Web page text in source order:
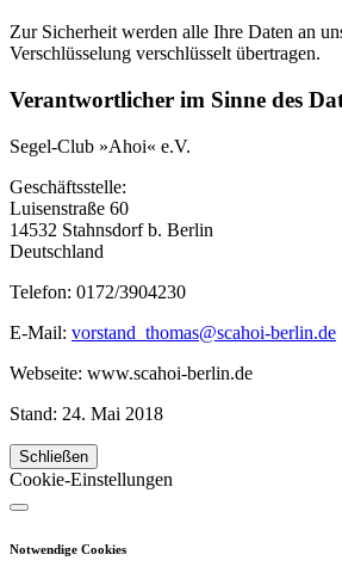
Zur Sicherheit werden alle Ihre Daten an
Verschlüsselung verschlüsselt übertragen.
Verantwortlicher im Sinne des
Segel-Club »Ahoi« e.V.
Geschäftsstelle:
Luisenstraße 60
14532 Stahnsdorf b. Berlin
Deutschland
Telefon: 0172/3904230
E-Mail: vorstand_thomas@scahoi-berlin.de
Webseite: www.scahoi-berlin.de
Stand: 24. Mai 2018
Schließen
Cookie-Einstellungen
Notwendige Cookies